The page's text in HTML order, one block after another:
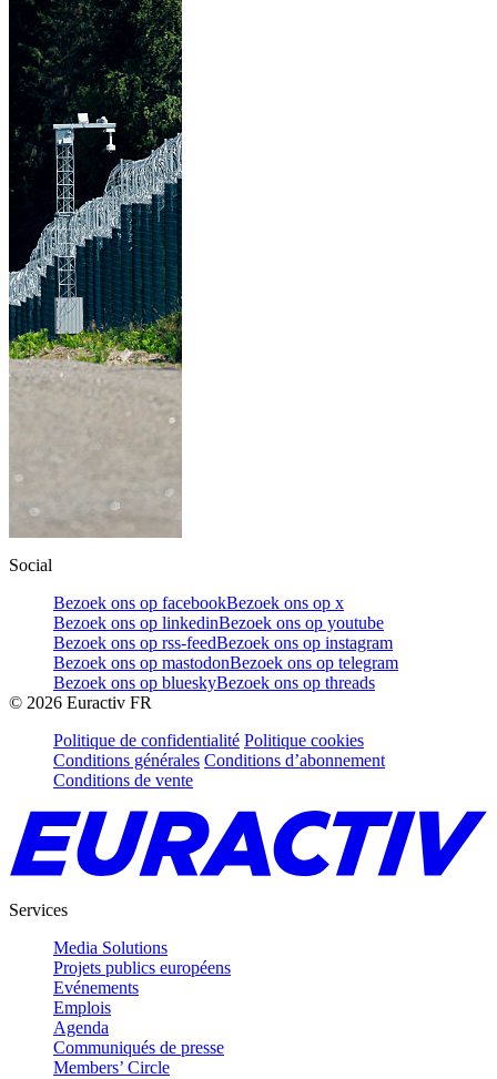
Social
Bezoek ons op facebookBezoek ons op x
Bezoek ons op linkedinBezoek ons op youtube
Bezoek ons op rss-feedBezoek ons op instagram
Bezoek ons op mastodonBezoek ons op telegram
Bezoek ons op blueskyBezoek ons op threads
© 2026 Euractiv FR
Politique de confidentialité Politique cookies
Conditions générales Conditions d’abonnement
Conditions de vente
Services
Media Solutions
Projets publics européens
Evénements
Emplois
Agenda
Communiqués de presse
Members’ Circle